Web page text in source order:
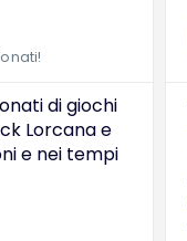
di giochi
Lorcana e
e nei tempi